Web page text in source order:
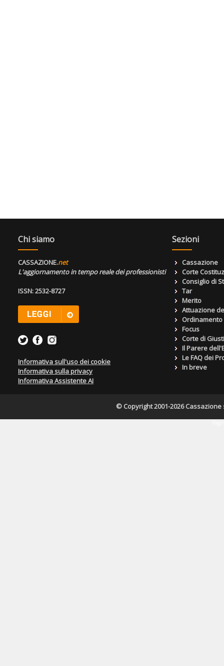
Chi siamo
CASSAZIONE.net
L'aggiornamento in tempo reale dei professionisti
ISSN: 2532-8727
Informativa sull'uso dei cookie
Informativa sulla privacy
Informativa Assistente AI
Sezioni
Cassazione
Corte
Consiglio di
Tar
Merito
Attuazione
Focus
Corte di
Il Parere
Le FAQ dei
In breve
© Copyright 2001-2026 Cassazione